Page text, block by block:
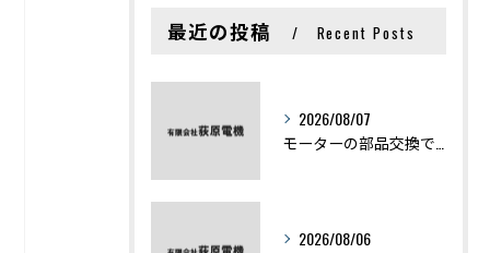
最近の投稿 Recent Posts
2026/08/07
2026/08/06